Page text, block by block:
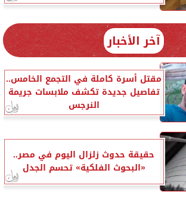
آخر الأخبار
مقتل أسرة كاملة في التجمع الخامس..
تفاصيل جديدة تكشف ملابسات جريمة
النرجس
حقيقة حدوث زلزال اليوم في مصر..
«البحوث الفلكية» تحسم الجدل